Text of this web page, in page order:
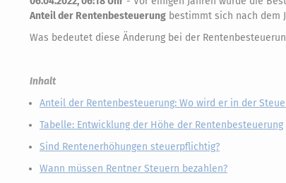
Anteil der Rentenbesteuerung bestimmt sich nach dem
Was bedeutet diese Änderung bei der
Inhalt
Anteil der Rentenbesteuerung: Wo wird er in der
Tabelle: Entwicklung der Höhe der Rentenbesteuerung
Sind Rentenerhöhungen steuerpflichtig?
Wann müssen Rentner Steuern bezahlen?